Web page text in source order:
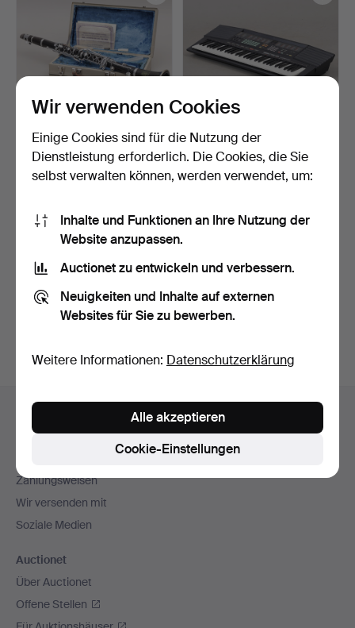
KLARINETTE, Lignatone,
Tschechoslowakei, Y…
2 Tage
48 USD
KEYBOARD, Yamaha PSR-
38, 1990er Jahre.
8 Tage
64 USD
Sie können auch inBeendete Auktionen aus unserem
suchen.
Fußzeilen-
Kontakt mit dem Support aufnehmen
Zahlungsweisen
Wir versenden mit
Soziale Medien
Auctionet
Über Auctionet
Offene Stellen
Wir verwenden Cookies
Einige Cookies sind für die Nutzung der
Dienstleistung erforderlich. Die Cookies, die Sie
selbst verwalten können, werden verwendet, um:
Inhalte und Funktionen an Ihre Nutzung der
Website anzupassen.
Auctionet zu entwickeln und verbessern.
Neuigkeiten und Inhalte auf externen
Websites für Sie zu bewerben.
Weitere Informationen: Datenschutzerklärung
Cookie-Einstellungen
Alle akzeptieren